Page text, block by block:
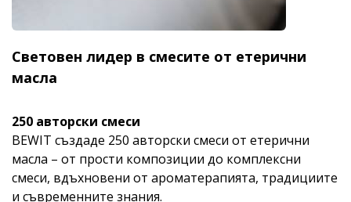
Световен лидер в смесите от етерични
масла
250 авторски смеси
BEWIT създаде 250 авторски смеси от етерични
масла – от прости композиции до комплексни
смеси, вдъхновени от ароматерапията, традициите
и съвременните знания.